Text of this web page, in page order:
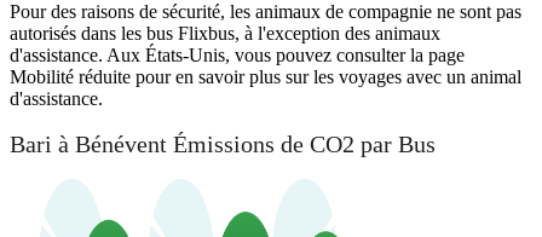
Pour des raisons de sécurité, les animaux de compagnie ne sont pas
autorisés dans les bus Flixbus, à l'exception des animaux
d'assistance. Aux États-Unis, vous pouvez consulter la page
Mobilité réduite pour en savoir plus sur les voyages avec un animal
d'assistance.
Bari à Bénévent Émissions de CO2 par Bus